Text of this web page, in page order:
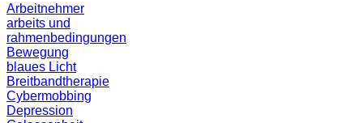
Arbeitnehmer
arbeits und
rahmenbedingungen
Bewegung
blaues Licht
Breitbandtherapie
Cybermobbing
Depression